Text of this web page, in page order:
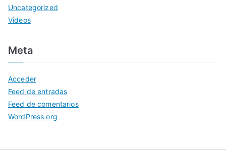
Uncategorized
Videos
Meta
Acceder
Feed de entradas
Feed de comentarios
WordPress.org